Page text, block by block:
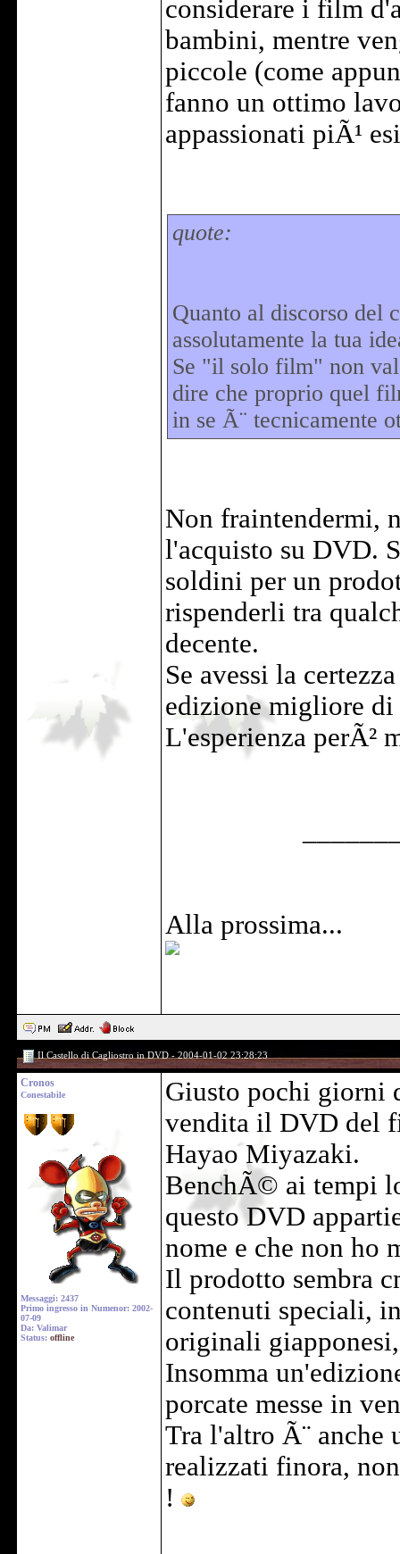
considerare i film
bambini, mentre
piccole (come
fanno un ottimo
appassionati piÃ¹
quote:
Quanto al discorso del
assolutamente la tua
Se "il solo film" non
dire che proprio quel
in se Ã¨ tecnicamente
Non fraintendermi,
l'acquisto su DVD.
soldini per un
rispenderli tra
decente.
Se avessi la
edizione migliore
L'esperienza perÃ²
Alla prossima...
Il Castello di Cagliostro in DVD - 2004-01-02 23:28:23
Cronos
Conestabile
Messaggi: 2437
Primo ingresso in Numenor: 2002-
07-09
Da: Valimar
Status: offline
Giusto pochi giorni
vendita il DVD del
Hayao Miyazaki.
BenchÃ© ai tempi
questo DVD
nome e che non ho
Il prodotto sembra
contenuti speciali,
originali
Insomma
porcate messe in
Tra l'altro Ã¨
realizzati finora,
!